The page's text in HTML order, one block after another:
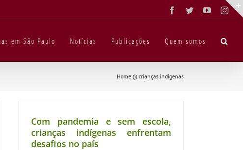
Facebook
TwitterYouTube
em São Paulo Notícias Publicações Quem somos
Home ))) crianças indígenas
Com pandemia e sem escola,
crianças indígenas enfrentam
desafios no país